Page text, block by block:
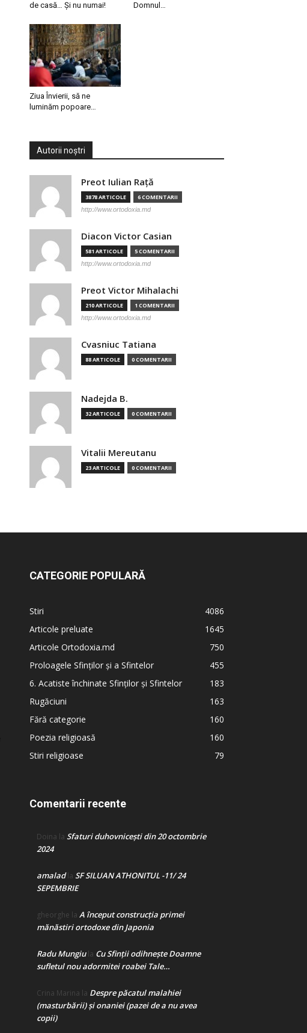
de casă… Și nu numai!
Domnul…
Ziua Învierii, să ne
luminăm popoare…
Autorii noștri
Preot Iulian Raţă
3878 ARTICOLE 6 COMENTARII
http://www.ortodoxia.md
Diacon Victor Casian
581 ARTICOLE 5 COMENTARII
http://www.ortodoxia.md
Preot Victor Mihalachi
210 ARTICOLE 1 COMENTARII
http://www.ortodoxia.md
Cvasniuc Tatiana
88 ARTICOLE 0 COMENTARII
Nadejda B.
32 ARTICOLE 0 COMENTARII
Vitalii Mereutanu
23 ARTICOLE 0 COMENTARII
CATEGORIE POPULARĂ
Stiri
4086
Articole preluate
1645
Articole Ortodoxia.md
750
Proloagele Sfinților și a Sfintelor
455
6. Acatiste închinate Sfinților și Sfintelor
183
Rugăciuni
163
Fără categorie
160
Poezia religioasă
160
Stiri religioase
79
Comentarii recente
Doina la Sfaturi duhovnicești din 20 octombrie
2024
amaladla SF SILUAN ATHONITUL -11/ 24
SEPEMBRIE
gheorghe la A început construcţia primei
mănăstiri ortodoxe din Japonia
Radu Mungiula Cu Sfinții odihnește Doamne
sufletul nou adormitei roabei Tale…
Crina Marina la Despre păcatul malahiei
(masturbării) şi onaniei (pazei de a nu avea
copii)